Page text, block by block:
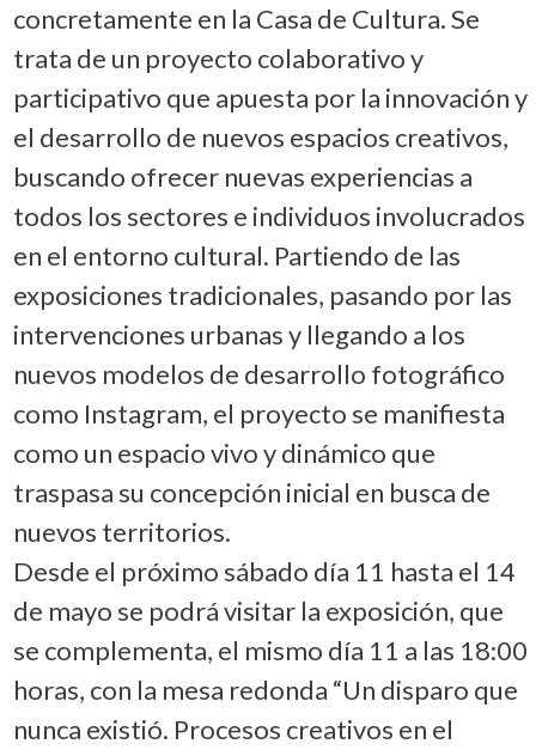
concretamente en la Casa de Cultura. Se
trata de un proyecto colaborativo y
participativo que apuesta por la innovación y
el desarrollo de nuevos espacios creativos,
buscando ofrecer nuevas experiencias a
todos los sectores e individuos involucrados
en el entorno cultural. Partiendo de las
exposiciones tradicionales, pasando por las
intervenciones urbanas y llegando a los
nuevos modelos de desarrollo fotográfico
como Instagram, el proyecto se manifiesta
como un espacio vivo y dinámico que
traspasa su concepción inicial en busca de
nuevos territorios.
Desde el próximo sábado día 11 hasta el 14
de mayo se podrá visitar la exposición, que
se complementa, el mismo día 11 a las 18:00
horas, con la mesa redonda “Un disparo que
nunca existió. Procesos creativos en el